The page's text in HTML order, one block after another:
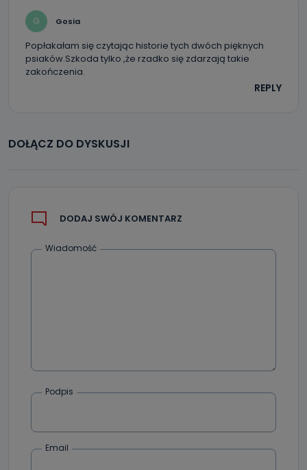
G Gosia
Popłakałam się czytając historie tych dwóch pięknych
psiaków.Szkoda tylko ,że rzadko się zdarzają takie
zakończenia.
REPLY
DOŁĄCZ DO DYSKUSJI
DODAJ SWÓJ KOMENTARZ
Wiadomość
Podpis
Email